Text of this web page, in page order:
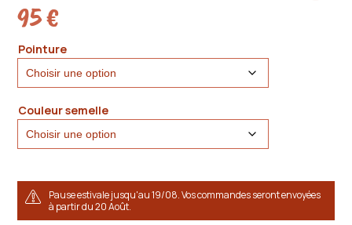
95€
Pointure
Couleur semelle
Pause estivale jusqu'au 19/08. Vos commandes seront envoyées
à partir du 20 Août.